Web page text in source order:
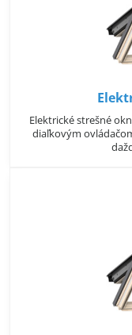
Elektrické strešné
diaľkovým